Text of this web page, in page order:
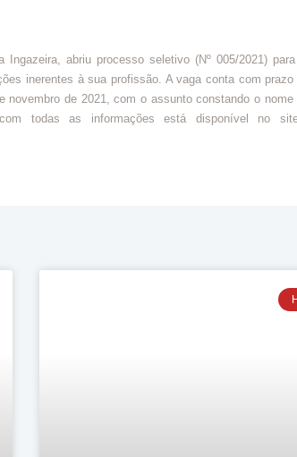
abriu processo seletivo (Nº 005/2021)
inerentes à sua profissão. A vaga conta com prazo
novembro de 2021, com o assunto constando o nome
todas as informações está disponível no